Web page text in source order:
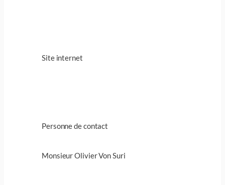
Site internet
Personne de contact
Monsieur Olivier Von Suri